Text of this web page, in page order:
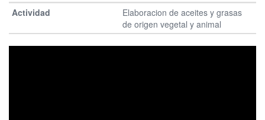
Elaboracion de aceites y grasas
de origen vegetal y animal